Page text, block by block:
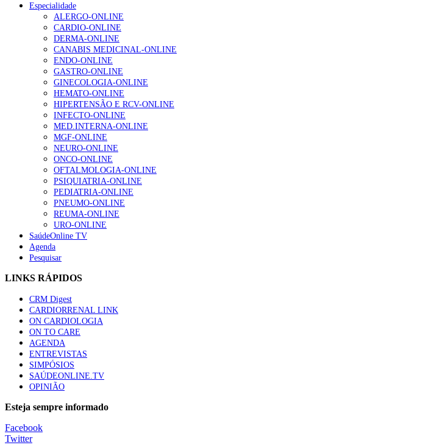
Alguns milhares de utentes podem ficar sem médico de família com nova regras do registo, alerta
175 visualizações
Quase quatro em cada dez doentes com enfarte apresentavam níveis elevados de Lp(a), revela estudo
86 visualizações
“Os programas de rastreio do cancro do pulmão são custo-efetivos e representam um investimento
66 visualizações
Trodelvy aprovado para primeira linha no cancro da mama triplo negativo metastático em doentes
61 visualizações
Especialistas defendem mais potássio na alimentação para ajudar a controlar a hipertensão
57 visualizações
MAIS NOTÍCIAS
Sindicato diz que nova carreira de médicos dentistas reforça estabilidade no SNS
Especialidade
ALERGO-ONLINE
CARDIO-ONLINE
DERMA-ONLINE
CANABIS MEDICINAL-ONLINE
ENDO-ONLINE
GASTRO-ONLINE
GINECOLOGIA-ONLINE
HEMATO-ONLINE
HIPERTENSÃO E RCV-ONLINE
INFECTO-ONLINE
MED.INTERNA-ONLINE
MGF-ONLINE
NEURO-ONLINE
ONCO-ONLINE
OFTALMOLOGIA-ONLINE
PSIQUIATRIA-ONLINE
PEDIATRIA-ONLINE
PNEUMO-ONLINE
REUMA-ONLINE
URO-ONLINE
SaúdeOnline TV
Agenda
Pesquisar
LINKS RÁPIDOS
CRM Digest
CARDIORRENAL LINK
ON CARDIOLOGIA
ON TO CARE
AGENDA
ENTREVISTAS
SIMPÓSIOS
SAÚDEONLINE.TV
OPINIÃO
Esteja sempre informado
Facebook
Twitter